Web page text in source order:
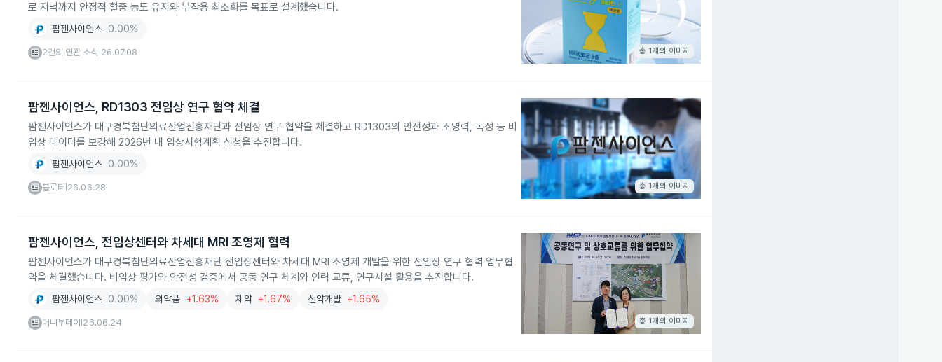
로 저녁까지 안정적 혈중 농도 유지와 부작용 최소화를 목표로 설계했습니다.
팜젠사이언스 0.00%
2건의 연관 소식 26.07.08 총 1개의 이미지
팜젠사이언스, RD1303 전임상 연구 협약 체결
팜젠사이언스가 대구경북첨단의료산업진흥재단과 전임상 연구 협약을 체결하고 RD1303의 안전성과 조영력, 독성 등 비
임상 데이터를 보강해 2026년 내 임상시험계획 신청을 추진합니다.
팜젠사이언스 0.00%
블로터 26.06.28 총 1개의 이미지
팜젠사이언스, 전임상센터와 차세대 MRI 조영제 협력
팜젠사이언스가 대구경북첨단의료산업진흥재단 전임상센터와 차세대 MRI 조영제 개발을 위한 전임상 연구 협력 업무협
약을 체결했습니다. 비임상 평가와 안전성 검증에서 공동 연구 체계와 인력 교류, 연구시설 활용을 추진합니다.
팜젠사이언스 0.00% 의약품 +1.63% 제약 +1.67% 신약개발 +1.65%
머니투데이 26.06.24 총 1개의 이미지